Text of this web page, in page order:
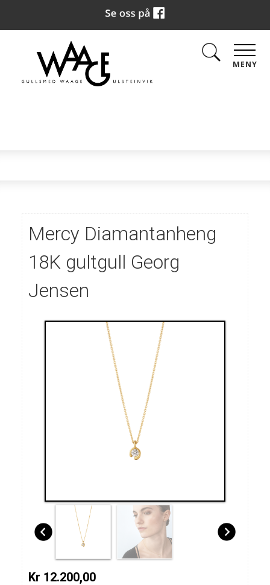
MENY
Mercy Diamantanheng
18K gultgull Georg
Jensen
Kr 12.200,00